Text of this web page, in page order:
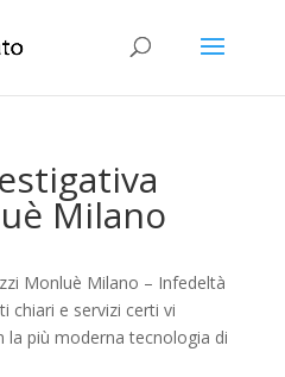
Milano
Monluè Milano – Infedeltà
chiari e servizi certi vi
più moderna tecnologia di